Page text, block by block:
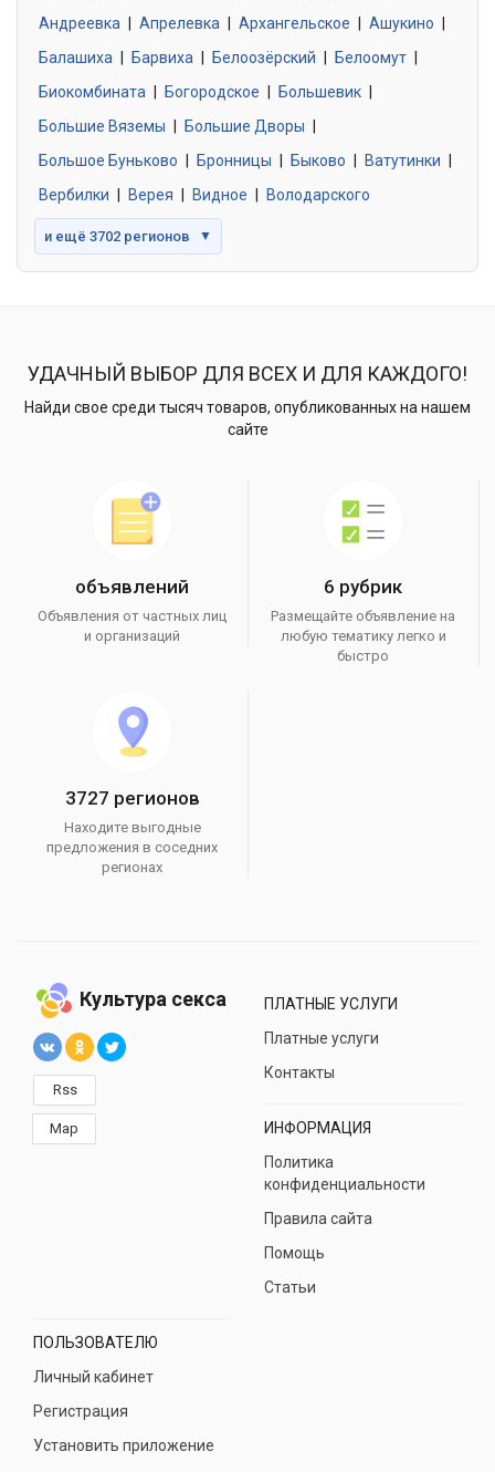
Знакомства без обязательств
0 объявлений
Андреевка
Апрелевка Архангельское Ашукино
Балашиха
Барвиха Белоозёрский Белоомут
Биокомбината
Богородское Большевик
Большие Вяземы
Большие Дворы
Большое Буньково
Бронницы Быково Ватутинки
Вербилки
Верея Видное Володарского
и ещё 3702 регионов ▼
УДАЧНЫЙ ВЫБОР ДЛЯ ВСЕХ И ДЛЯ КАЖДОГО!
Найди свое среди тысяч товаров, опубликованных на нашем
сайте
объявлений
Объявления от частных лиц
и организаций
6 рубрик
Размещайте объявление на
любую тематику легко и
быстро
3727 регионов
Находите выгодные
предложения в соседних
регионах
Культура секса
Rss
Map
ПЛАТНЫЕ УСЛУГИ
Платные услуги
Контакты
ИНФОРМАЦИЯ
Политика
конфиденциальности
Правила сайта
Помощь
Статьи
ПОЛЬЗОВАТЕЛЮ
Личный кабинет
Регистрация
Установить приложение